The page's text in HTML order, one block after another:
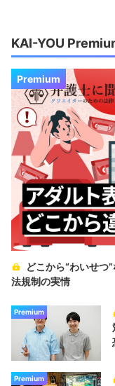
KAI-YOU
Premium
どこから“わいせつ
法規制の実情
Premium
Premium